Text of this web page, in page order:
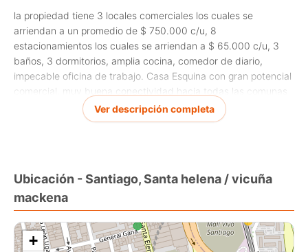
la propiedad tiene 3 locales comerciales los cuales se
arriendan a un promedio de $ 750.000 c/u, 8
estacionamientos los cuales se arriendan a $ 65.000 c/u, 3
baños, 3 dormitorios, amplia cocina, comedor de diario,
impecable oficina de trabajo. Casa Esquina con gran potencial
comercial, muy buena conectividad hacia todas las comunas
de la región Metropolitana, cercana al Metro Ñuble, rápido
acceso a autopistas,
Por su gran terreno y excelente ubicación comercial es ideal
para construir galpones, bodegas, oficinas u otros.
Realmente es una tremenda Oportunidad.
Ver descripción completa
Ubicación - Santiago, Santa helena / vicuña
mackena
+